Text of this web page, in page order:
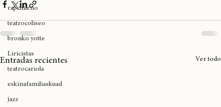
alymayely
rapchileno
teatrocoliseo
bronko yotte
Liricistas
teatrocariola
eskinafamiliaskuad
Entradas recientes